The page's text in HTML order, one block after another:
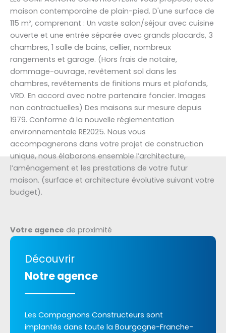
maison contemporaine de plain-pied. D'une surface de
115 m², comprenant : Un vaste salon/séjour avec cuisine
ouverte et une entrée séparée avec grands placards, 3
chambres, 1 salle de bains, cellier, nombreux
rangements et garage. (Hors frais de notaire,
dommage-ouvrage, revêtement sol dans les
chambres, revêtements de finitions murs et plafonds,
VRD. En accord avec notre partenaire foncier. Images
non contractuelles) Des maisons sur mesure depuis
1979. Conforme à la nouvelle réglementation
environnementale RE2025. Nous vous
accompagnerons dans votre projet de construction
unique, nous élaborons ensemble l’architecture,
l’aménagement et les prestations de votre futur
maison. (surface et architecture évolutive suivant votre
budget).
Votre agence de proximité
Découvrir
Notre agence
Les Compagnons Constructeurs sont
implantés dans toute la Bourgogne-Franche-